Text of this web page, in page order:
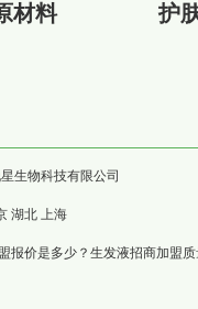
材料
护
生物科技有限公司
湖北 上海
报价是多少？生发液招商加盟